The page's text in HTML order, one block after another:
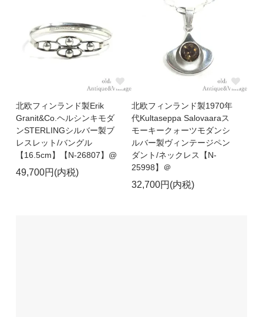
北欧フィンランド製Erik
Granit&Co.ヘルシンキモダ
ンSTERLINGシルバー製ブ
レスレット/バングル
【16.5cm】【N-26807】@
49,700円(内税)
北欧フィンランド製1970年
代Kultaseppa Salovaaraス
モーキークォーツモダンシ
ルバー製ヴィンテージペン
ダント/ネックレス【N-
25998】＠
32,700円(内税)